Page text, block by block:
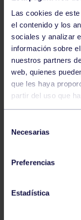
Las cookies de
el contenido y los
sociales y analizar
información sobre
nuestros partners
web, quienes
que les haya
partir del uso que
Necesarias
Preferencias
Estadística
Baloncesto
ÚLTIMOS
Baloncesto